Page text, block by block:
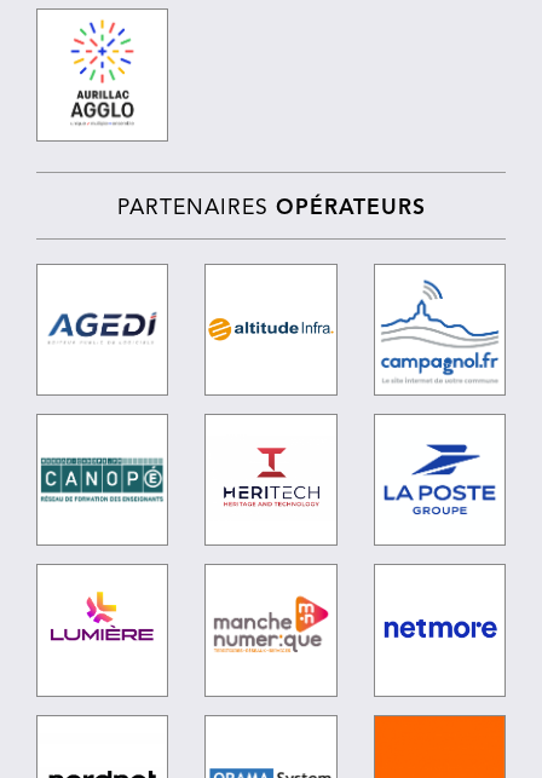
PARTENAIRES OPÉRATEURS